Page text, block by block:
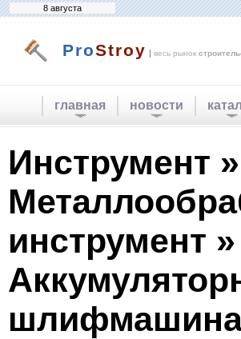
8 августа
ProStroy | весь рынок
главная новости
Инструмент »
инструмент »
шлифмашина